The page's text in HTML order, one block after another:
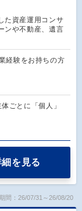
た資産運用コンサ
ンや不動産、遺言
経験をお持ちの方
ごとに「個人」
細を見る
間：26/07/31～26/08/20